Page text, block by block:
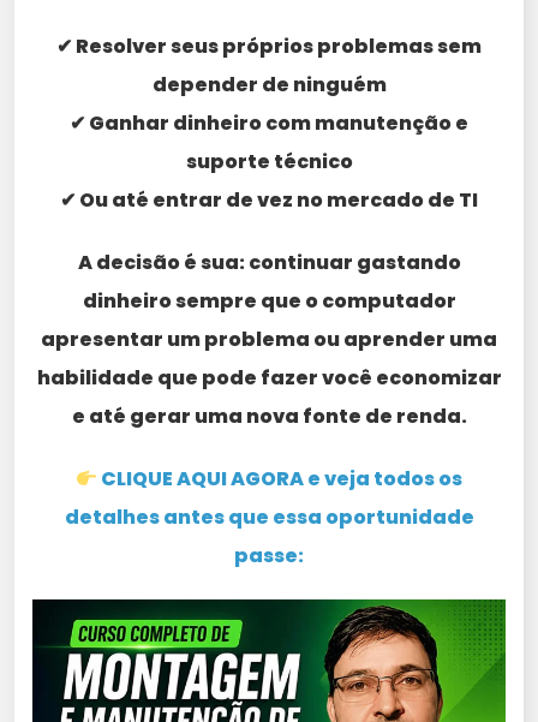
✔ Resolver seus próprios problemas sem
depender de ninguém
✔ Ganhar dinheiro com manutenção e
suporte técnico
✔ Ou até entrar de vez no mercado de TI
A decisão é sua: continuar gastando
dinheiro sempre que o computador
apresentar um problema ou aprender uma
habilidade que pode fazer você economizar
e até gerar uma nova fonte de renda.
CLIQUE AQUI AGORA e veja todos os
detalhes antes que essa oportunidade
passe: